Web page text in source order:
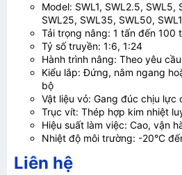
Model: SWL1, SWL2.5, SWL5,
SWL25, SWL35, SWL50,
Tải trọng nâng: 1 tấn đến 100
Tỷ số truyền: 1:6, 1:24
Hành trình nâng: Theo yêu cầu
Kiểu lắp: Đứng, nằm ngang
bộ
Vật liệu vỏ: Gang đúc chịu lực
Trục vít: Thép hợp kim nhiệt
Hiệu suất làm việc: Cao, vận
Nhiệt độ môi trường: -20°C
Liên hệ